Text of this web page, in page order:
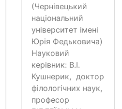
(Чернівецький
національний
університет імені
Юрія Федьковича)
Науковий
керівник: В.І.
Кушнерик, доктор
філологічних наук,
професор